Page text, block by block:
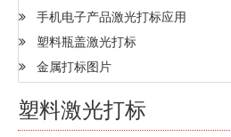
手机电子产品激光打标应用
塑料瓶盖激光打标
金属打标图片
塑料激光打标